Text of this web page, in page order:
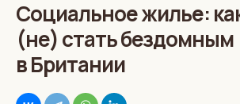
Социальное жилье:
(не) стать бездомным
в Британии